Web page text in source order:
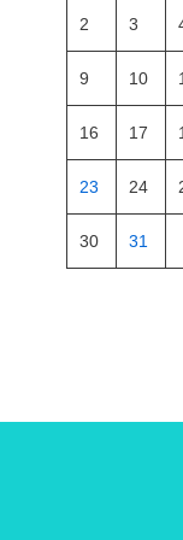
2 3
9 10
16 17
23 24
30 31